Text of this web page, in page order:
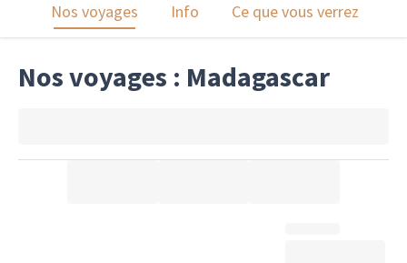
Nos voyages Info Ce que vous verrez
Nos voyages : Madagascar